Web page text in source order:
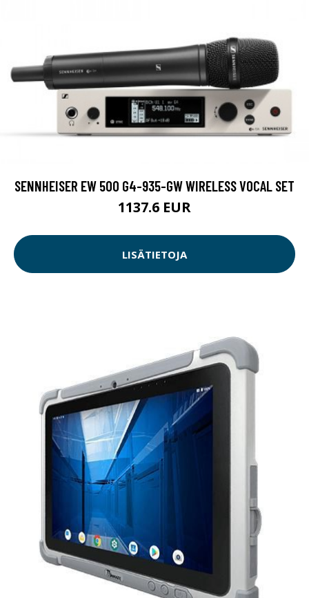
SENNHEISER EW 500 G4-935-GW WIRELESS VOCAL SET
1137.6 EUR
LISÄTIETOJA